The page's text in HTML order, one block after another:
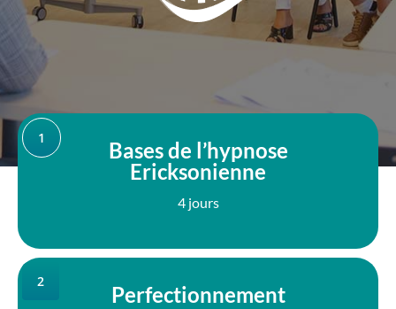
1
Bases de l’hypnose
Ericksonienne
4 jours
2
Perfectionnement